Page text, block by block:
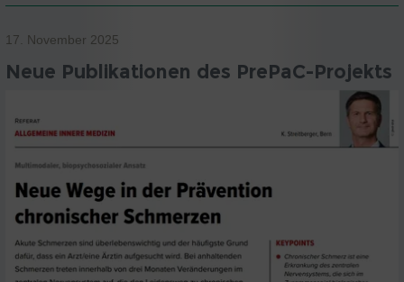
17. November 2025
Neue Publikationen des PrePaC-Projekts